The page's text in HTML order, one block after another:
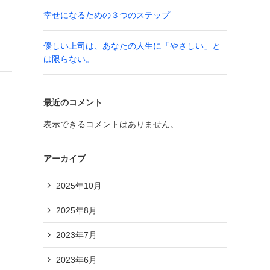
幸せになるための３つのステップ
優しい上司は、あなたの人生に「やさしい」と
は限らない。
最近のコメント
表示できるコメントはありません。
アーカイブ
2025年10月
2025年8月
2023年7月
2023年6月